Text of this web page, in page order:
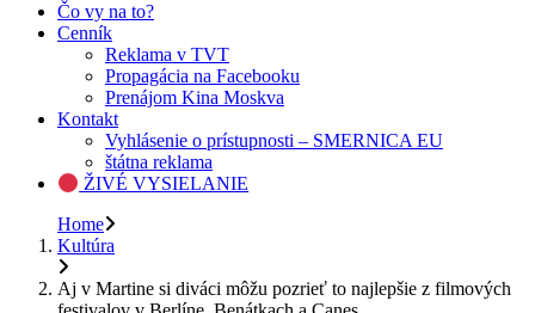
Čo vy na to?
Cenník
Reklama v TVT
Propagácia na Facebooku
Prenájom Kina Moskva
Kontakt
Vyhlásenie o prístupnosti – SMERNICA EU
štátna reklama
ŽIVÉ VYSIELANIE
Home
Kultúra
Aj v Martine si diváci môžu pozrieť to najlepšie z filmových